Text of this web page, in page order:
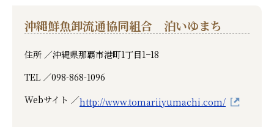
沖縄鮮魚卸流通協同組合 泊いゆまち
住所 ／沖縄県那覇市港町1丁目1−18
TEL ／098-868-1096
Webサイト ／http://www.tomariiyumachi.com/